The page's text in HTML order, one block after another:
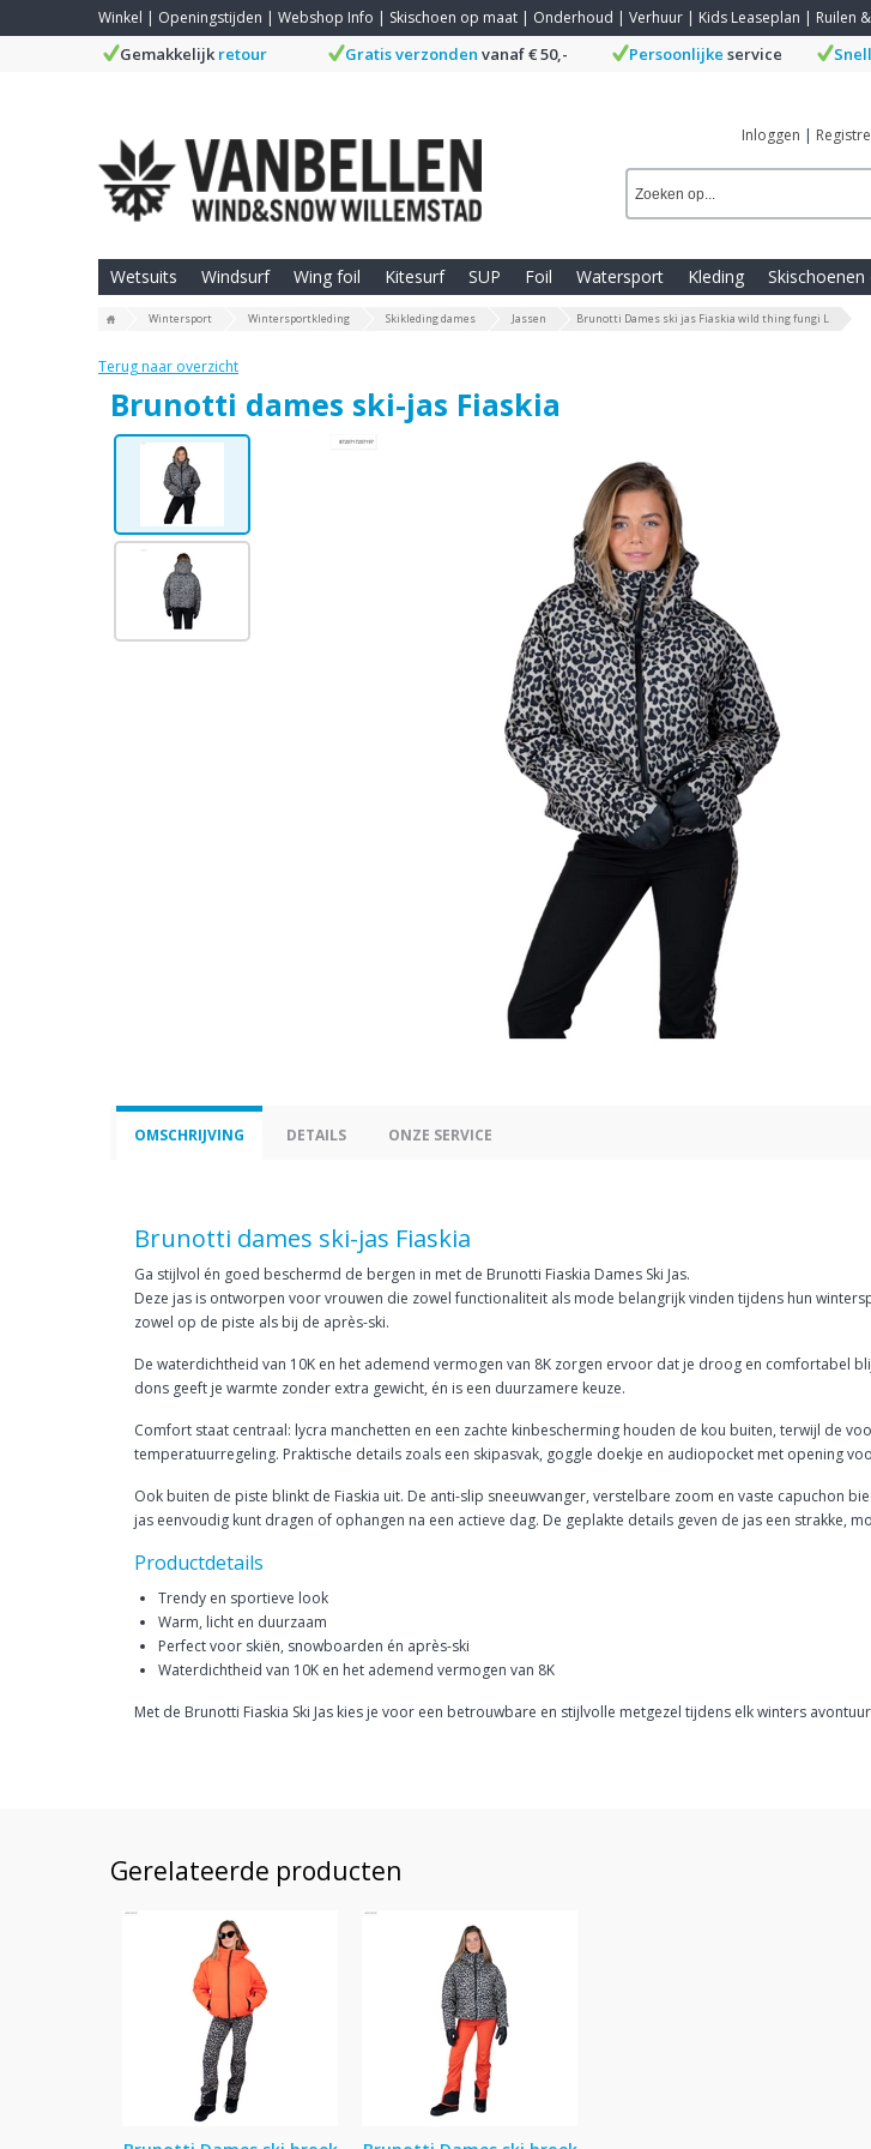
Winkel | Openingstijden | Webshop Info | Skischoen op maat | Onderhoud | Verhuur | Kids Leaseplan | Ruilen
Gemakkelijk retour Gratis verzonden vanaf € 50,- Persoonlijke service
Inloggen |
Wetsuits Windsurf Wing foil Kitesurf SUP Foil Watersport Kleding
Wintersport Wintersportkleding Skikleding dames Jassen Brunotti Dames ski jas Fiaskia wild thing fungi L
Terug naar overzicht
Brunotti dames ski-jas Fiaskia
OMSCHRIJVING DETAILS ONZE SERVICE
Brunotti dames ski-jas Fiaskia
Ga stijlvol én goed beschermd de bergen in met de Brunotti Fiaskia Dames Ski Jas.
Deze jas is ontworpen voor vrouwen die zowel functionaliteit als mode belangrijk vinden tijdens hun
zowel op de piste als bij de après-ski.
De waterdichtheid van 10K en het ademend vermogen van 8K zorgen ervoor dat je droog en comfortabel
dons geeft je warmte zonder extra gewicht, én is een duurzamere keuze.
Comfort staat centraal: lycra manchetten en een zachte kinbescherming houden de kou buiten, terwijl de
temperatuurregeling. Praktische details zoals een skipasvak, goggle doekje en audiopocket met opening
Ook buiten de piste blinkt de Fiaskia uit. De anti-slip sneeuwvanger, verstelbare zoom en vaste capuchon
jas eenvoudig kunt dragen of ophangen na een actieve dag. De geplakte details geven de jas een strakke,
Productdetails
Trendy en sportieve look
Warm, licht en duurzaam
Perfect voor skiën, snowboarden én après-ski
Waterdichtheid van 10K en het ademend vermogen van 8K
Met de Brunotti Fiaskia Ski Jas kies je voor een betrouwbare en stijlvolle metgezel tijdens elk winters
Gerelateerde producten